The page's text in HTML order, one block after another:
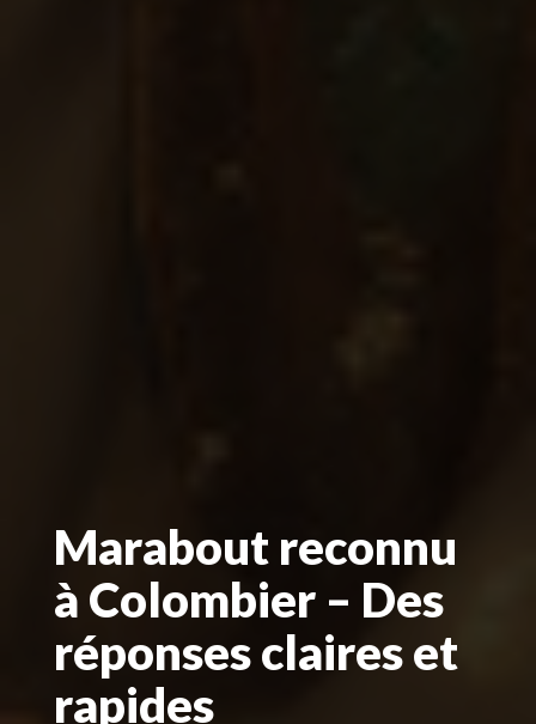
Marabout reconnu
à Colombier – Des
réponses claires et
rapides